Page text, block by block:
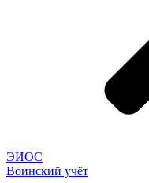
ЭИОС
Воинский учёт